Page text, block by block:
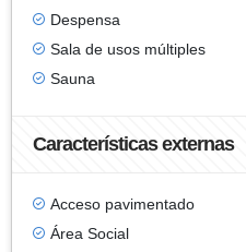
Despensa
Sala de usos múltiples
Sauna
Características externas
Acceso pavimentado
Área Social